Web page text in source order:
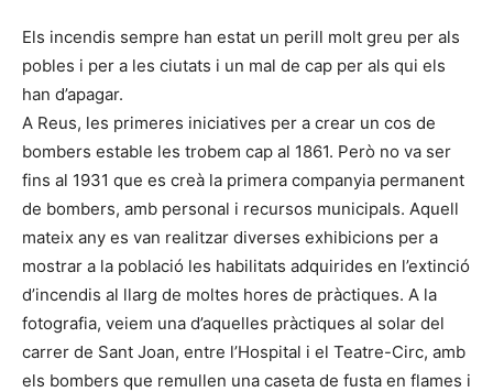
Els incendis sempre han estat un perill molt greu per als
pobles i per a les ciutats i un mal de cap per als qui els
han d’apagar.
A Reus, les primeres iniciatives per a crear un cos de
bombers estable les trobem cap al 1861. Però no va ser
fins al 1931 que es creà la primera companyia permanent
de bombers, amb personal i recursos municipals. Aquell
mateix any es van realitzar diverses exhibicions per a
mostrar a la població les habilitats adquirides en l’extinció
d’incendis al llarg de moltes hores de pràctiques. A la
fotografia, veiem una d’aquelles pràctiques al solar del
carrer de Sant Joan, entre l’Hospital i el Teatre-Circ, amb
els bombers que remullen una caseta de fusta en flames i